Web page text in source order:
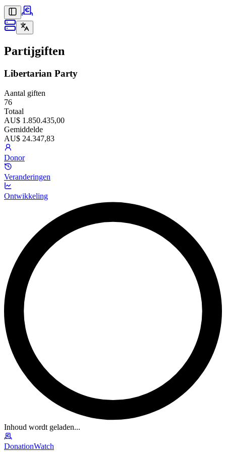
Partijgiften
Libertarian Party
Aantal giften
76
Totaal
AU$ 1.850.435,00
Gemiddelde
AU$ 24.347,83
Donor
Veranderingen
Ontwikkeling
Inhoud wordt geladen...
DonationWatch